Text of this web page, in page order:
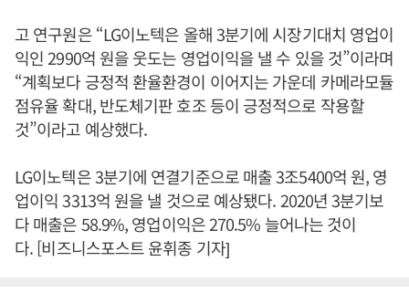
고 연구원은 “LG이노텍은 올해 3분기에 시장기대치 영업이
익인 2990억 원을 웃도는 영업이익을 낼 수 있을 것”이라며
“계획보다 긍정적 환율환경이 이어지는 가운데 카메라모듈
점유율 확대, 반도체기판 호조 등이 긍정적으로 작용할
것”이라고 예상했다.
LG이노텍은 3분기에 연결기준으로 매출 3조5400억 원, 영
업이익 3313억 원을 낼 것으로 예상됐다. 2020년 3분기보
다 매출은 58.9%, 영업이익은 270.5% 늘어나는 것이
다. [비즈니스포스트 윤휘종 기자]